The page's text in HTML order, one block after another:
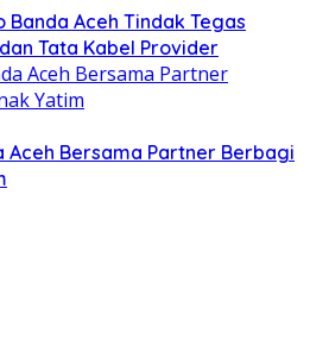
Banda Aceh Tindak Tegas
Tata Kabel Provider
Aceh Bersama Partner Berbagi